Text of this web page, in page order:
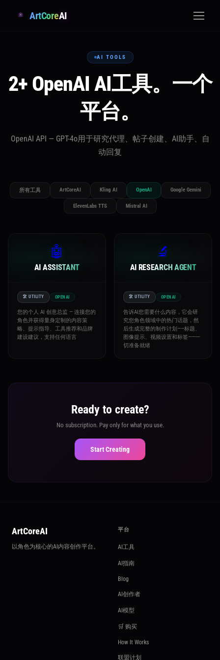
ArtCoreAI
AI TOOLS
2+ OpenAI AI工具。一个
平台。
OpenAI API — GPT-4o用于研究代理、帖子创建、AI助手、自
动回复
所有工具 ArtCoreAI Kling AI OpenAI Google Gemini
ElevenLabs TTS Mistral AI
🤖
AI ASSISTANT
🛠️ UTILITY OPENAI
您的个人 AI 创意总监 — 连接您的
角色并获得量身定制的内容策
略、提示指导、工具推荐和品牌
建设建议，支持任何语言
🔬
AI RESEARCH AGENT
🛠️ UTILITY OPENAI
告诉AI您需要什么内容，它会研
究您角色领域中的热门话题，然
后生成完整的制作计划——标题、
图像提示、视频设置和标签——一
切准备就绪
Ready to create?
No subscription. Pay only for what you use.
Start Creating
ArtCoreAI
以角色为核心的AI内容创作平台。
平台
AI工具
AI指南
Blog
AI创作者
AI模型
🛒 购买
How It Works
联盟计划